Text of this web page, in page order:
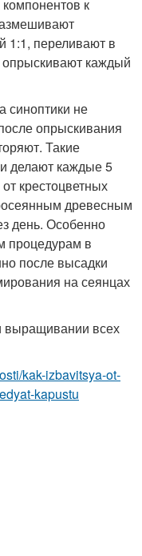
к
1:1, переливают в
каждый
синоптики не
опрыскивания
Такие
делают каждые 5
крестоцветных
древесным
день. Особенно
процедурам в
после высадки
на сеянцах
выращивании всех
kak-izbavitsya-ot-
kapustu